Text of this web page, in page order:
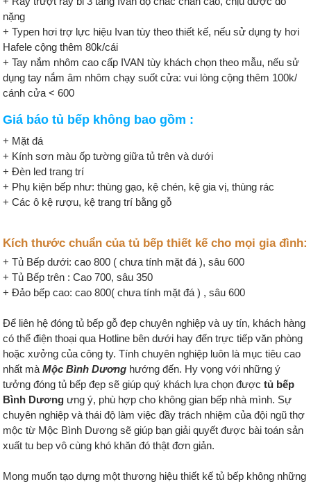
nặng
+ Typen hơi trợ lực hiệu Ivan tùy theo thiết kế, nếu sử dụng ty hơi
Hafele cộng thêm 80k/cái
+ Tay nắm nhôm cao cấp IVAN tùy khách chọn theo mẫu, nếu sử
dụng tay nắm âm nhôm chạy suốt cửa: vui lòng cộng thêm 100k/
cánh cửa < 600
Giá báo tủ bếp không bao gồm :
+ Mặt đá
+ Kính sơn màu ốp tường giữa tủ trên và dưới
+ Đèn led trang trí
+ Phụ kiện bếp như: thùng gạo, kệ chén, kệ gia vị, thùng rác
+ Các ô kệ rượu, kệ trang trí bằng gỗ
Kích thước chuẩn của tủ bếp thiết kế cho mọi gia đình:
+ Tủ Bếp dưới: cao 800 ( chưa tính mặt đá ), sâu 600
+ Tủ Bếp trên : Cao 700, sâu 350
+ Đảo bếp cao: cao 800( chưa tính mặt đá ) , sâu 600
Để liên hệ đóng tủ bếp gỗ đẹp chuyên nghiệp và uy tín, khách hàng
có thể điện thoại qua Hotline bên dưới hay đến trực tiếp văn phòng
hoặc xưởng của công ty. Tính chuyên nghiệp luôn là mục tiêu cao
nhất màMộc Bình Dương hướng đến. Hy vọng với những ý
tưởng đóng tủ bếp đẹp sẽ giúp quý khách lựa chọn đượctủ bếp
Bình Dương ưng ý, phù hợp cho không gian bếp nhà mình. Sự
chuyên nghiệp và thái độ làm việc đầy trách nhiệm của đội ngũ thợ
mộc từ Mộc Bình Dương sẽ giúp bạn giải quyết được bài toán sản
xuất tu bep vô cùng khó khăn đó thật đơn giản.
Mong muốn tạo dựng một thương hiệu thiết kế tủ bếp không những